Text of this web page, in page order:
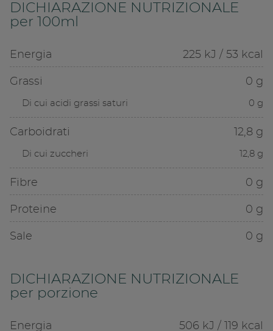
DICHIARAZIONE NUTRIZIONALE
per 100ml
Energia 225 kJ / 53 kcal
Grassi 0 g
Di cui acidi grassi saturi 0 g
Carboidrati 12,8 g
Di cui zuccheri 12,8 g
Fibre 0 g
Proteine 0 g
Sale 0 g
DICHIARAZIONE NUTRIZIONALE
per porzione
Energia 506 kJ / 119 kcal